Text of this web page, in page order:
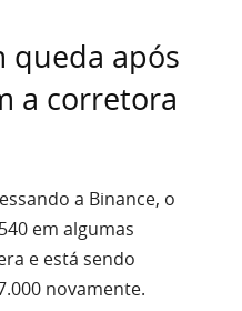
queda após
a corretora
a Binance, o
em algumas
e está sendo
novamente.